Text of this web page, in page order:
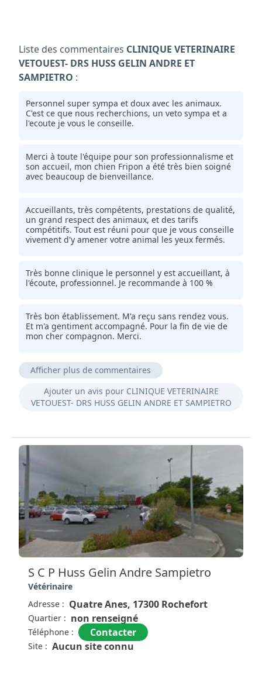
Liste des commentaires CLINIQUE VETERINAIRE
VETOUEST- DRS HUSS GELIN ANDRE ET
SAMPIETRO :
Personnel super sympa et doux avec les animaux.
C'est ce que nous recherchions, un veto sympa et a
l'ecoute je vous le conseille.
Merci à toute l'équipe pour son professionnalisme et
son accueil, mon chien Fripon a été très bien soigné
avec beaucoup de bienveillance.
Accueillants, très compétents, prestations de qualité,
un grand respect des animaux, et des tarifs
compétitifs. Tout est réuni pour que je vous conseille
vivement d'y amener votre animal les yeux fermés.
Très bonne clinique le personnel y est accueillant, à
l'écoute, professionnel. Je recommande à 100 %
Très bon établissement. M'a reçu sans rendez vous.
Et m'a gentiment accompagné. Pour la fin de vie de
mon cher compagnon. Merci.
Afficher plus de commentaires
Toujours bien reçu avec compétence.
Merci.
Ajouter un avis pour CLINIQUE VETERINAIRE
VETOUEST- DRS HUSS GELIN ANDRE ET SAMPIETRO
S C P Huss Gelin Andre Sampietro
Vétérinaire
Adresse : Quatre Anes, 17300 Rochefort
Quartier : non renseigné
Téléphone : Contacter
Site : Aucun site connu